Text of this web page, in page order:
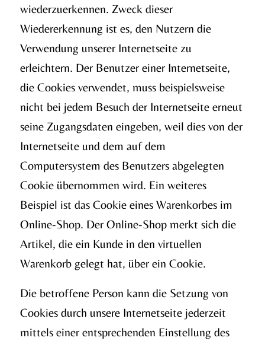
wiederzuerkennen. Zweck dieser
Wiedererkennung ist es, den Nutzern die
Verwendung unserer Internetseite zu
erleichtern. Der Benutzer einer Internetseite,
die Cookies verwendet, muss beispielsweise
nicht bei jedem Besuch der Internetseite erneut
seine Zugangsdaten eingeben, weil dies von der
Internetseite und dem auf dem
Computersystem des Benutzers abgelegten
Cookie übernommen wird. Ein weiteres
Beispiel ist das Cookie eines Warenkorbes im
Online-Shop. Der Online-Shop merkt sich die
Artikel, die ein Kunde in den virtuellen
Warenkorb gelegt hat, über ein Cookie.
Die betroffene Person kann die Setzung von
Cookies durch unsere Internetseite jederzeit
mittels einer entsprechenden Einstellung des